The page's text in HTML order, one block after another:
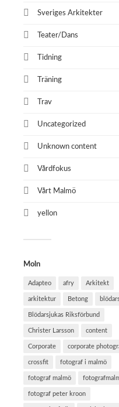
Sveriges Arkitekter
Teater/Dans
Tidning
Träning
Trav
Uncategorized
Unknown content
Vårdfokus
Vårt Malmö
yellon
Moln
Adapteo afry Arkitekt
arkitektur Betong
Blödarsjukas Riksförbund
Christer Larsson content
Corporate corporate
crossfit fotograf i malmö
fotograf malmö
fotograf peter kroon